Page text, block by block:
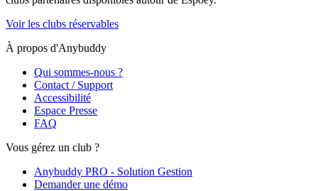
Voir les clubs réservables
À propos d'Anybuddy
Qui sommes-nous ?
Contact / Support
Accessibilité
Espace Presse
FAQ
Vous gérez un club ?
Anybuddy PRO - Solution Gestion
Demander une démo